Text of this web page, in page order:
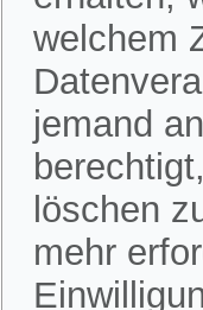
welchem
jemand
löschen
mehr